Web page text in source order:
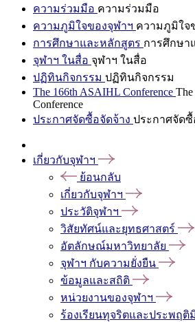
ความร่วมมือ ความร่วมมือ
ความภูมิใจของจุฬาฯ ความภูมิใจ
การศึกษาและหลักสูตร การศึกษา
จุฬาฯ ในสื่อ จุฬาฯ ในสื่อ
ปฏิทินกิจกรรม ปฏิทินกิจกรรม
The 166th ASAIHL Conference
Conference
ประกาศจัดซื้อจัดจ้าง ประกาศจัดซื้
เกี่ยวกับจุฬาฯ
ย้อนกลับ
เกี่ยวกับจุฬาฯ
ประวัติจุฬาฯ
วิสัยทัศน์และยุทธศาสตร์
อัตลักษณ์มหาวิทยาลัย
จุฬาฯ กับความยั่งยืน
ข้อมูลและสถิติ
หน่วยงานของจุฬาฯ
ร้องเรียนทุจริตและประพฤติ